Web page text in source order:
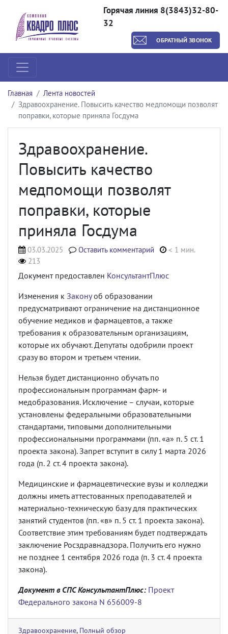
Горячая линия 8(3843)32-80-
32
ОБРАТНЫЙ ЗВОНОК
Главная
Лента новостей
Здравоохранение. Повысить качество медпомощи позволят
поправки, которые приняла Госдума
Здравоохранение.
Повысить качество
медпомощи позволят
поправки, которые
приняла Госдума
03.03.2025 Оставить комментарий
< 1 мин.
213
Документ предоставлен КонсультантПлюс
Изменения к Законуоб образовании
предусматривают ограничение на дистанционное
обучение медиков и фармацевтов, а также
требования к образовательным организациям,
которые их обучают. Депутаты одобрили проект
сразу во втором и третьем чтении.
Нельзя будет дистанционно обучать по
профессиональным программам фарм- и
медобразования. Исключение – случаи, которые
установлены федеральными образовательными
стандартами, типовыми дополнительными
профессиональными программами (пп. «а» п. 5 ст. 1
проекта закона). Запрет вступит в силу 1 марта 2026
года (п. 2 ст. 4 проекта закона).
Медицинские и фармацевтические вузы и колледжи
должны иметь аттестованных преподавателей и
материально-техническую базу для практических
занятий студентов (пп. «в» п. 5 ст. 1 проекта закона).
Соответствие этим требованиям будет подтверждать
заключение Росздравнадзора. Получить его нужно
не позднее 1 сентября 2026 года (п. 3 ст. 4 проекта
закона).
Документ в СПС КонсультантПлюс: Проект
Федерального закона N 656009-8
Здравоохранение, Полный обзор